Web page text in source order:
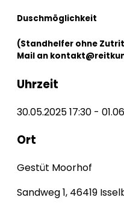
Duschmöglichkeit
(Standhelfer ohne
Mail an
Uhrzeit
30.05.2025 17:30 -
Ort
Gestüt Moorhof
Sandweg 1, 46419